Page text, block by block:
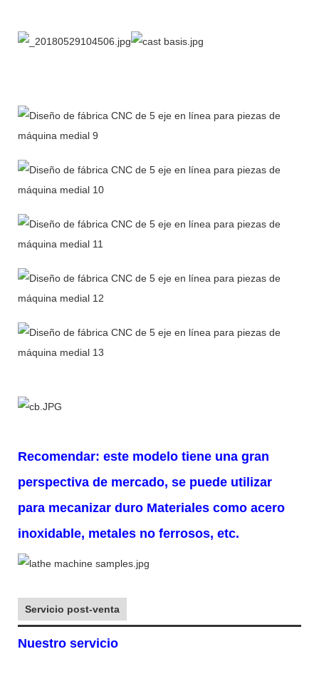
Recomendar: este modelo tiene una gran
perspectiva de mercado, se puede utilizar
para mecanizar duro Materiales como acero
inoxidable, metales no ferrosos, etc.
Servicio post-venta
Nuestro servicio